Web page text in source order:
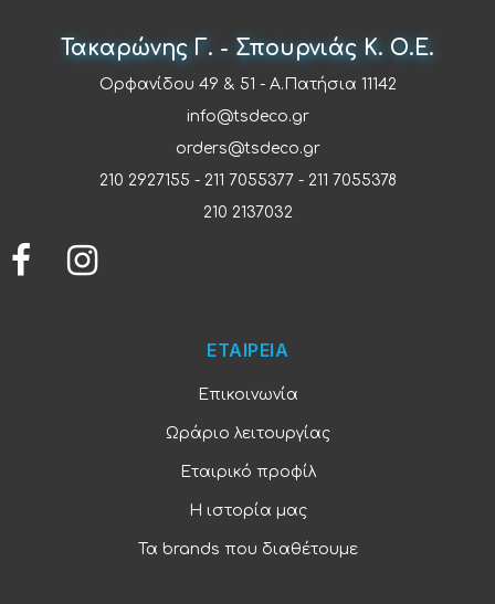
Τακαρώνης Γ. - Σπουρνιάς Κ. Ο.Ε.
Ορφανίδου 49 & 51 - Α.Πατήσια 11142
info@tsdeco.gr
orders@tsdeco.gr
210 2927155 - 211 7055377- 211 7055378
210 2137032
ΕΤΑΙΡΕΙΑ
Επικοινωνία
Ωράριο λειτουργίας
Εταιρικό προφίλ
Η ιστορία μας
Τα brands που διαθέτουμε